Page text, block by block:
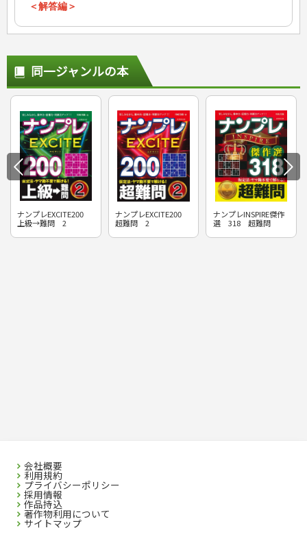
＜解答編＞
同一ジャンルの本
ナンプレEXCITE200
上級→難問 2
ナンプレEXCITE200
超難問 2
ナンプレINSPIRE傑作
選 318 超難問
会社概要
利用規約
プライバシーポリシー
採用情報
作品持込
著作物利用について
サイトマップ